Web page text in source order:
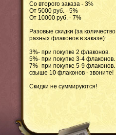
Со второго заказа - 3%
От 5000 руб. - 5%
От 10000 руб. - 7%
Разовые скидки (за количество
разных флаконов в заказе):
3%- при покупке 2 флаконов.
5%- при покупке 3-4 флаконов.
7%- при покупке 5-9 флаконов.
свыше 10 флаконов - звоните!
Скидки не суммируются!